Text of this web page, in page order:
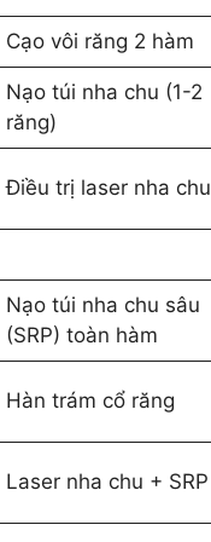
Cạo vôi răng 2 hàm
Nạo túi nha chu (1-2
răng)
Điều trị laser nha chu
Nạo túi nha chu sâu
(SRP) toàn hàm
Hàn trám cổ răng
Laser nha chu + SRP